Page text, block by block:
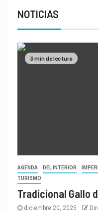
NOTICIAS
3 min de lectura
AGENDA DEL INTERIOR
TURISMO
Tradicional Gallo
diciembre 20, 2025